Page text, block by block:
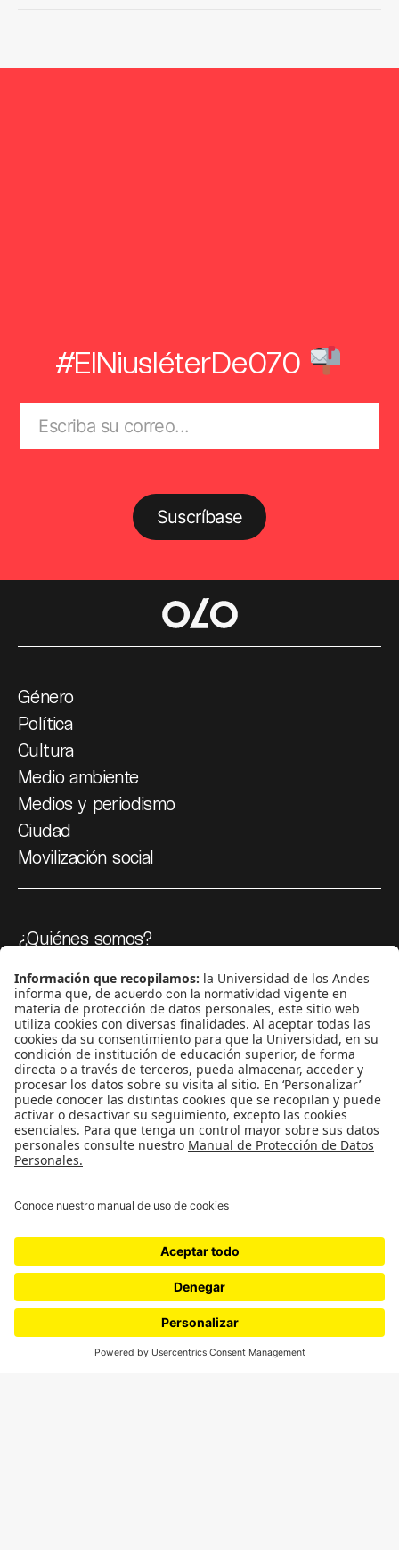
#ElNiusléterDe070
Suscríbase
Género
Política
Cultura
Medio ambiente
Medios y periodismo
Ciudad
Movilización social
¿Quiénes somos?
Ediciones especiales
Proyectos 070
SÍGUENOS
cerosetenta@uniandes.edu.co